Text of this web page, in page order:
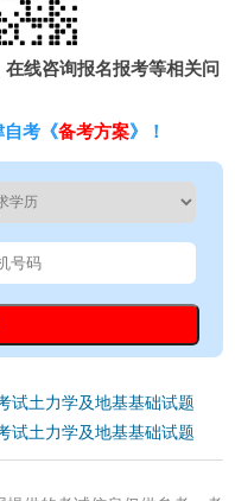
在线咨询报名报考等相关问
自考《备考方案》！
试土力学及地基基础试题
试土力学及地基基础试题